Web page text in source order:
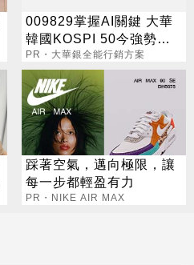
009829掌握AI關鍵 大華
韓國KOSPI 50今強勢開
募
PR・大華銀全能行銷方案
踩著空氣，邁向極限，讓
每一步都輕盈有力
PR・NIKE AIR MAX